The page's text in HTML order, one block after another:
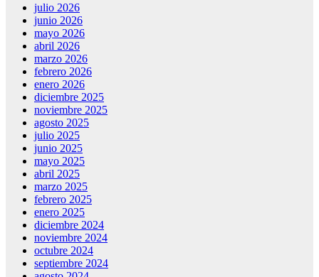
julio 2026
junio 2026
mayo 2026
abril 2026
marzo 2026
febrero 2026
enero 2026
diciembre 2025
noviembre 2025
agosto 2025
julio 2025
junio 2025
mayo 2025
abril 2025
marzo 2025
febrero 2025
enero 2025
diciembre 2024
noviembre 2024
octubre 2024
septiembre 2024